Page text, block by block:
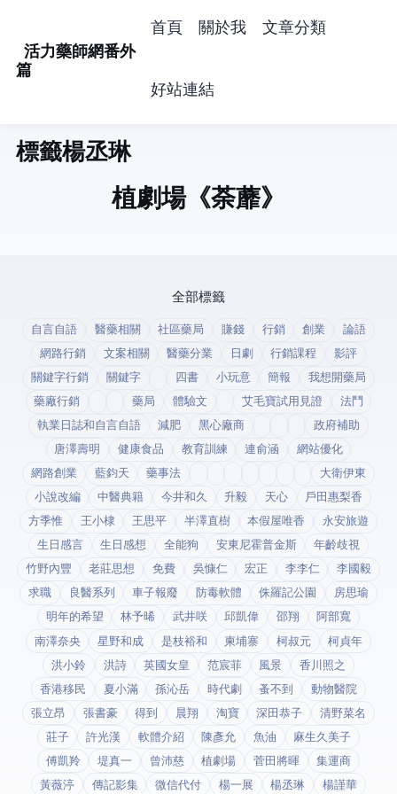
活力藥師網番外
篇
首頁 關於我 文章分類
好站連結
標籤: 楊丞琳 (1)
植劇場-《荼蘼》
全部標籤
自言自語 醫藥相關 社區藥局 賺錢 行銷 創業
論語
網路行銷
文案相關 醫藥分業 日劇 行銷課程
影評
關鍵字行銷
關鍵字 四書 小玩意 簡報
我想開藥局
藥廠行銷
藥局 體驗文 艾毛寶試用見證
法鬥
執業日誌和自言自語
減肥 黑心廠商
政府補助
唐澤壽明
健康食品 教育訓練 連俞涵
網站優化
網路創業
藍鈞天 藥事法
大衛伊東
小說改編
中醫典籍 今井和久 升毅 天心
戶田惠梨香
方季惟
王小棣 王思平 半澤直樹 本假屋唯香
永安旅遊
生日感言
生日感想 全能狗 安東尼霍普金斯
年齡歧視
竹野內豐
老莊思想 免費 吳慷仁 宏正 李李仁
李國毅
求職
良醫系列 車子報廢 防毒軟體 侏羅記公園
房思瑜
明年的希望
林予晞 武井咲 邱凱偉 邵翔
阿部寬
南澤奈央
星野和成 是枝裕和 柬埔寨 柯叔元
柯貞年
洪小鈴
洪詩 英國女皇 范宸菲 風景
香川照之
香港移民
夏小滿 孫沁岳 時代劇 蚤不到
動物醫院
張立昂
張書豪 得到app 晨翔 淘寶 深田恭子
清野菜名
莊子
許光漢 軟體介紹 陳彥允 魚油
麻生久美子
傅凱羚
堤真一 曾沛慈 植劇場 菅田將暉
集運商
黃薇渟
傳記影集 微信代付 楊一展 楊丞琳 楊謹華